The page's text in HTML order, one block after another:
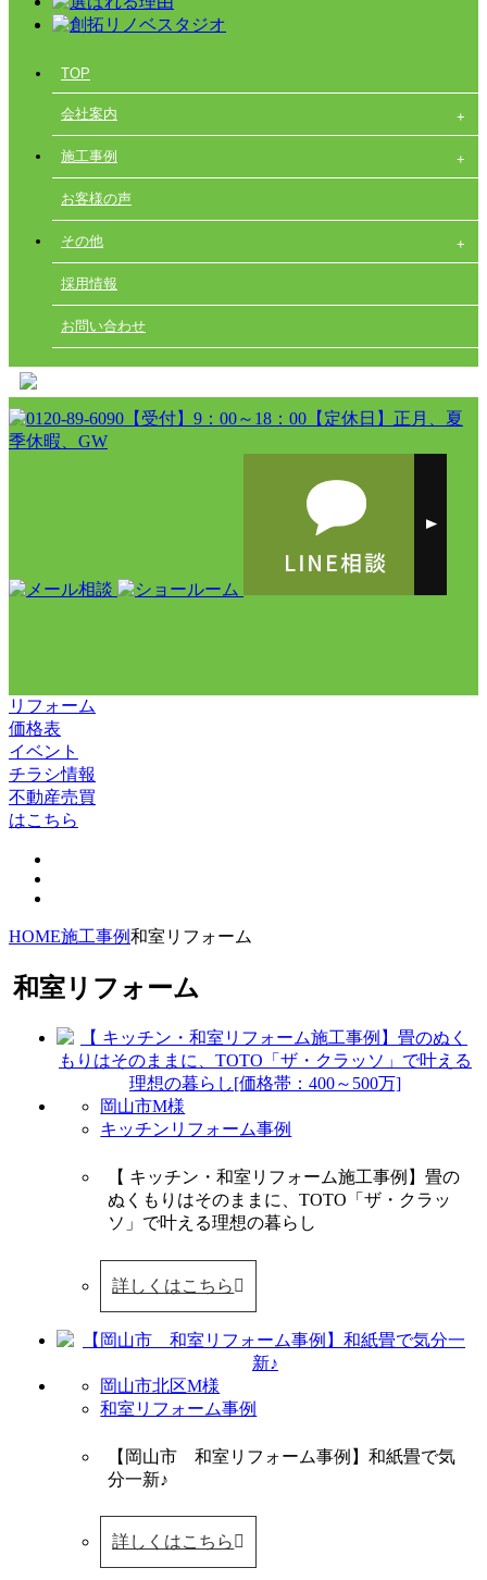
TOP
会社案内
施工事例
お客様の声
その他
採用情報
お問い合わせ
リフォーム
価格表
イベント
チラシ情報
不動産売買
はこちら
HOME施工事例和室リフォーム
和室リフォーム
岡山市M様
キッチンリフォーム事例
【 キッチン・和室リフォーム施工事例】畳の
ぬくもりはそのままに、TOTO「ザ・クラッ
ソ」で叶える理想の暮らし
詳しくはこちら
岡山市北区M様
和室リフォーム事例
【岡山市 和室リフォーム事例】和紙畳で気
分一新♪
詳しくはこちら